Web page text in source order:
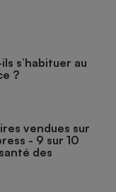
s’habituer au
?
vendues sur
- 9 sur 10
des